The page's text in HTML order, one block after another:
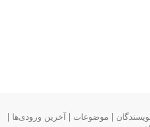
| موضوعات | آخرین ورودی‌ها |